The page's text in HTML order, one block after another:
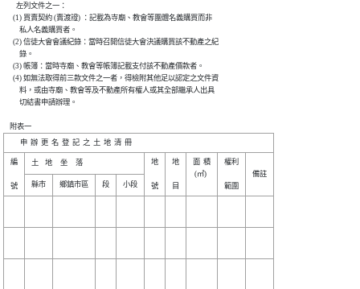
        左列文件之一：
      (1) 買賣契約 (賣渡證) ：記載為寺廟、教會等團體名義購買而非
          私人名義購買者。
      (2) 信徒大會會議紀錄：當時召開信徒大會決議購買該不動產之紀
          錄。
      (3) 帳簿：當時寺廟、教會等帳簿記載支付該不動產價款者。
      (4) 如無法取得前三款文件之一者，得檢附其他足以認定之文件資
          料，或由寺廟、教會等及不動產所有權人或其全部繼承人出具
          切結書申請辦理。
    附表一
編 地 地
面  積
權利
備註